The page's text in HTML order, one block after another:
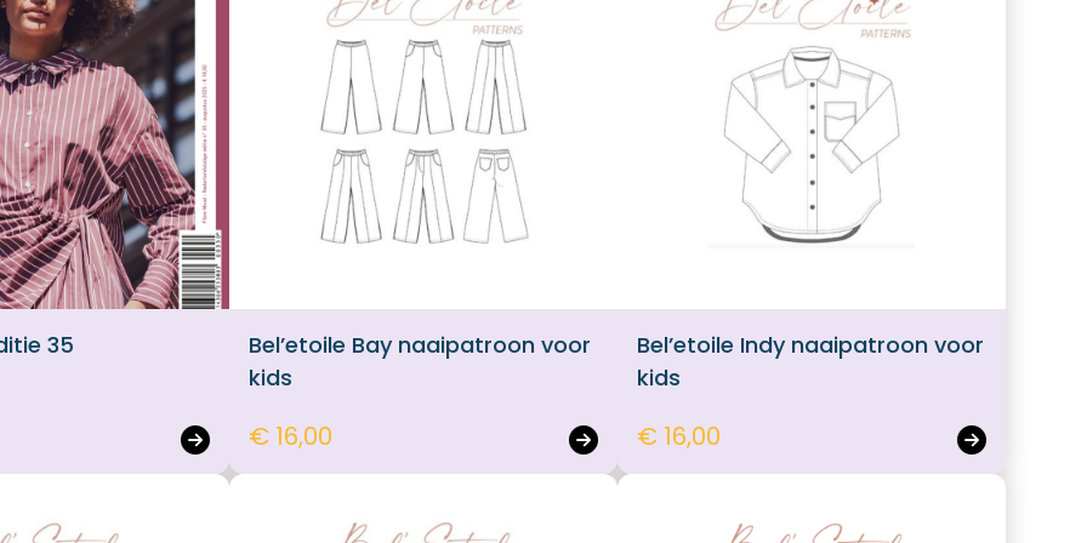
35
Bel’etoile Bay naaipatroon voor
kids
€ 16,00
Bel’etoile Indy naaipatroon voor
kids
€ 16,00